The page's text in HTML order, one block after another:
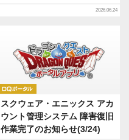
2026.06.24
スクウェア・エニックス アカ
ウント管理システム 障害復旧
作業完了のお知らせ(3/24)